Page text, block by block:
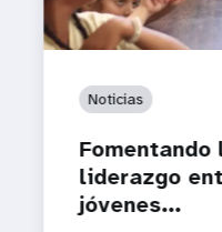
Noticias
liderazgo
jóvenes...